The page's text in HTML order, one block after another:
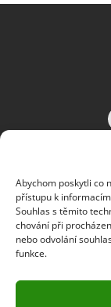
Abychom poskytli co
přístupu k
Souhlas s těmito
chování při
nebo odvolání
funkce.
Pravidla používání|
Deloitte.cz
© 2026. Více
Deloitte označuje
a přidružené subjekty
(rovněž označovaná